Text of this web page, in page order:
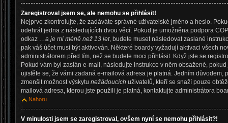
Zaregistroval jsem se, ale nemohu se přihlásit!
Nejprve zkontrolujte, že zadáváte správné uživatelské jméno a heslo.
odehrát jedna z následujících dvou věcí. Pokud je umožněna podpora
odkaz …a je mi méně než 13 let, budete muset následovat zaslané
pak váš účet musí být aktivován. Některé boardy vyžadují aktivaci všech
administrátorem před tím, než se budete moci přihlásit. Když jste se
Pokud vám byl zaslán e-mail, následujte instrukce v něm obsažené,
ujistěte se, že vámi zadaná e-mailová adresa je platná. Jedním důvodem,
zmenšit možnost výskytu nežádoucích uživatelů, kteří se snaží pouze
mailová adresa, kterou jste použili je platná, kontaktujte administrátora
Nahoru
V minulosti jsem se zaregistroval, ovšem nyní se nemohu přihlásit?!